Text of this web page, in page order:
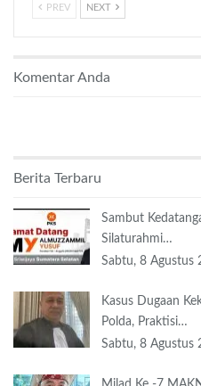
PREV NEXT
Komentar Anda
Berita Terbaru
Sambut
Silaturahmi…
Sabtu, 8 Agustus
Kasus Dugaan
Polda, Praktisi…
Sabtu, 8 Agustus